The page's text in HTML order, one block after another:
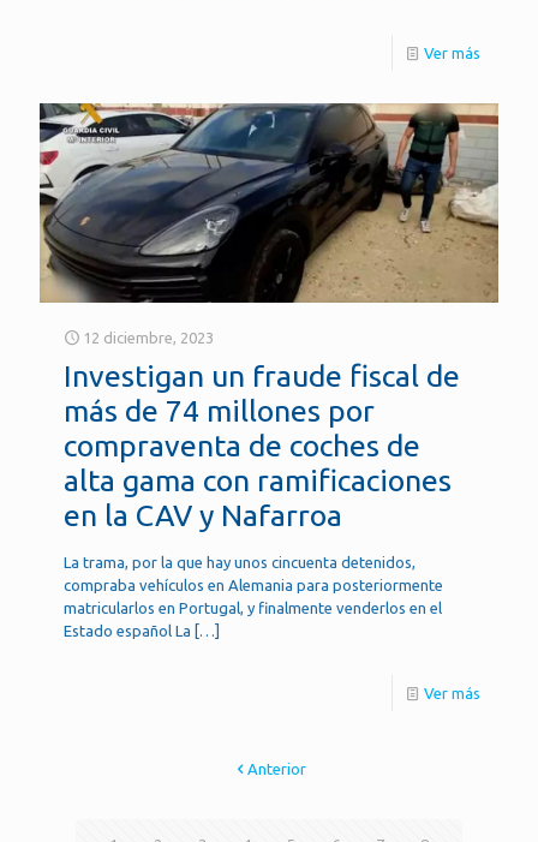
Ver más
12 diciembre, 2023
Investigan un fraude fiscal de
más de 74 millones por
compraventa de coches de
alta gama con ramificaciones
en la CAV y Nafarroa
La trama, por la que hay unos cincuenta detenidos,
compraba vehículos en Alemania para posteriormente
matricularlos en Portugal, y finalmente venderlos en el
Estado español La […]
Ver más
Anterior